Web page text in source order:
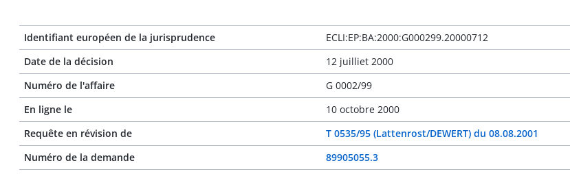
Identifiant européen de la jurisprudence
ECLI:EP:BA:2000:G000299.20000712
Date de la décision
12 juilliet 2000
Numéro de l'affaire
G 0002/99
En ligne le
10 octobre 2000
Requête en révision de
T 0535/95 (Lattenrost/DEWERT) du 08.08.2001
Numéro de la demande
89905055.3